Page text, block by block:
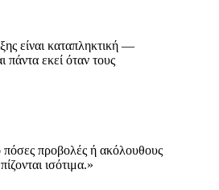
είναι καταπληκτική —
πάντα εκεί όταν τους
πόσες προβολές ή ακόλουθους
ισότιμα.»